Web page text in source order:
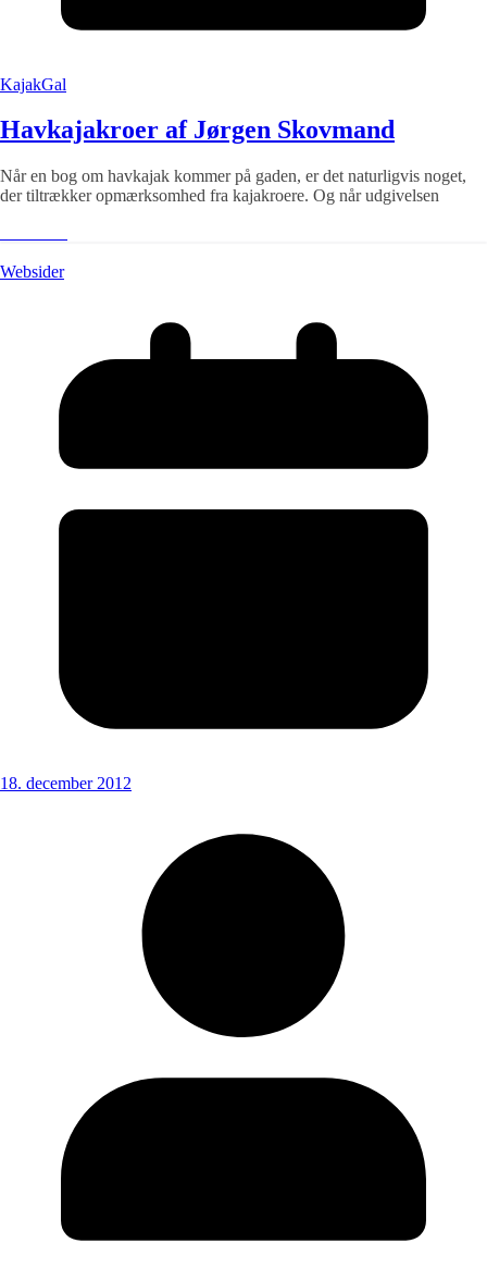
KajakGal
Havkajakroer af Jørgen Skovmand
Når en bog om havkajak kommer på gaden, er det naturligvis noget,
der tiltrækker opmærksomhed fra kajakroere. Og når udgivelsen
Websider
18. december 2012